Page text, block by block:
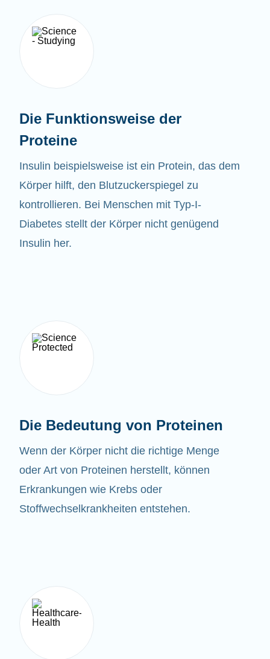
Die Funktionsweise der
Proteine
Insulin beispielsweise ist ein Protein, das dem
Körper hilft, den Blutzuckerspiegel zu
kontrollieren. Bei Menschen mit Typ-I-
Diabetes stellt der Körper nicht genügend
Insulin her.
Die Bedeutung von Proteinen
Wenn der Körper nicht die richtige Menge
oder Art von Proteinen herstellt, können
Erkrankungen wie Krebs oder
Stoffwechselkrankheiten entstehen.